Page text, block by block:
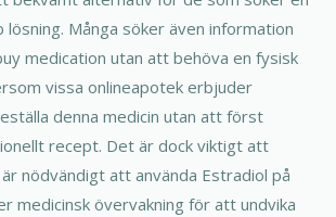
lösning. Många söker även information
medication utan att behöva en fysisk
vissa onlineapotek erbjuder
denna medicin utan att först
recept. Det är dock viktigt att
nödvändigt att använda Estradiol på
medicinsk övervakning för att undvika